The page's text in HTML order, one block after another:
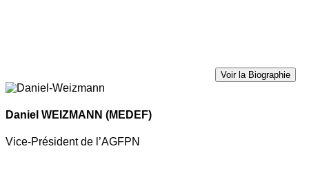
Voir la Biographie
Daniel WEIZMANN (MEDEF)
Vice-Président de l’AGFPN